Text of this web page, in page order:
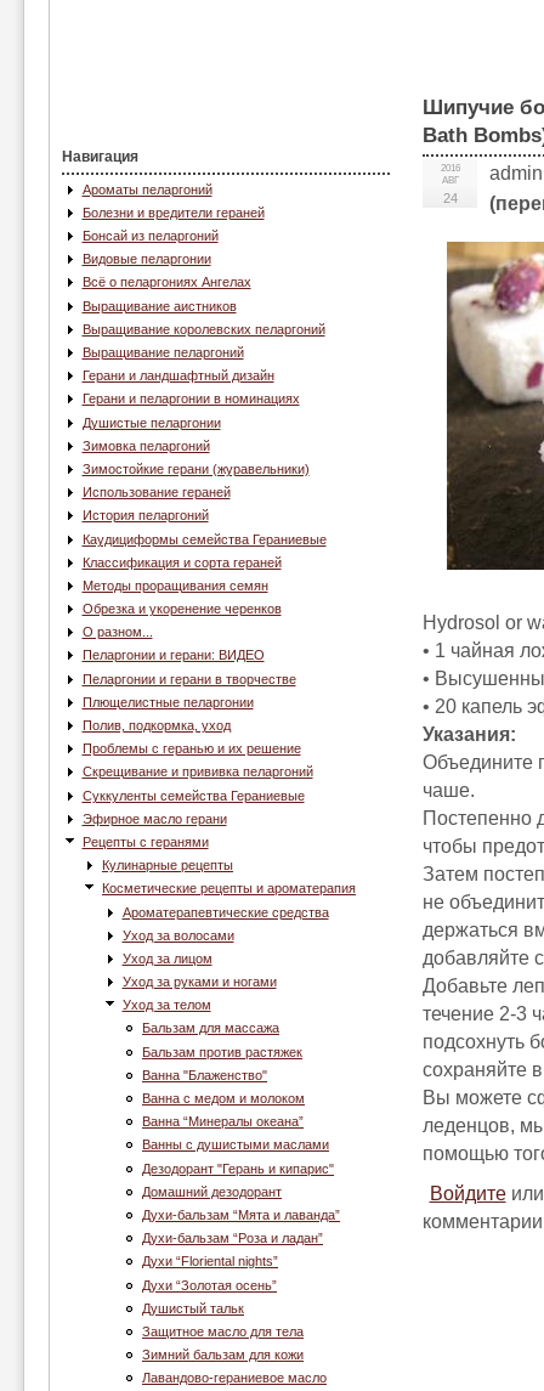
Навигация
Ароматы пеларгоний
Болезни и вредители гераней
Бонсай из пеларгоний
Видовые пеларгонии
Всё о пеларгониях Ангелах
Выращивание аистников
Выращивание королевских пеларгоний
Выращивание пеларгоний
Герани и ландшафтный дизайн
Герани и пеларгонии в номинациях
Душистые пеларгонии
Зимовка пеларгоний
Зимостойкие герани (журавельники)
Использование гераней
История пеларгоний
Каудициформы семейства Гераниевые
Классификация и сорта гераней
Методы проращивания семян
Обрезка и укоренение черенков
О разном...
Пеларгонии и герани: ВИДЕО
Пеларгонии и герани в творчестве
Плющелистные пеларгонии
Полив, подкормка, уход
Проблемы с геранью и их решение
Скрещивание и прививка пеларгоний
Суккуленты семейства Гераниевые
Эфирное масло герани
Рецепты с геранями
Кулинарные рецепты
Косметические рецепты и ароматерапия
Ароматерапевтические средства
Уход за волосами
Уход за лицом
Уход за руками и ногами
Уход за телом
Бальзам для массажа
Бальзам против растяжек
Ванна "Блаженство"
Ванна с медом и молоком
Ванна “Минералы океана”
Ванны с душистыми маслами
Дезодорант "Герань и кипарис"
Домашний дезодорант
Духи-бальзам “Мята и лаванда”
Духи-бальзам “Роза и ладан”
Духи “Floriental nights”
Духи “Золотая осень”
Душистый тальк
Защитное масло для тела
Зимний бальзам для кожи
Лавандово-гераниевое масло
Шипучие
Bath
2016
АВГ
24
admin
Hydrosol or
• 1 чайная
•
• 20 капель
Указания:
Объедините
чаше.
Постепенно
чтобы
Затем
не
держаться
добавляйте
Добавьте
течение 2-3
подсохнуть
сохраняйте
Вы можете
леденцов,
помощью
Войдите
комментарии